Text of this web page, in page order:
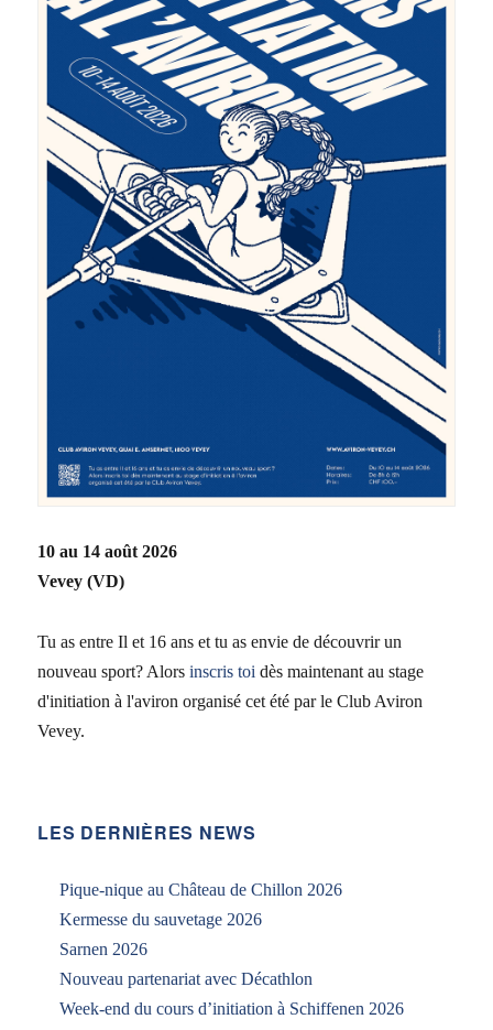
10 au 14 août 2026
Vevey (VD)
Tu as entre Il et 16 ans et tu as envie de découvrir un
nouveau sport? Alorsinscris toi dès maintenant au stage
d'initiation à l'aviron organisé cet été par le Club Aviron
Vevey.
LES DERNIÈRES NEWS
Pique-nique au Château de Chillon 2026
Kermesse du sauvetage 2026
Sarnen 2026
Nouveau partenariat avec Décathlon
Week-end du cours d’initiation à Schiffenen 2026